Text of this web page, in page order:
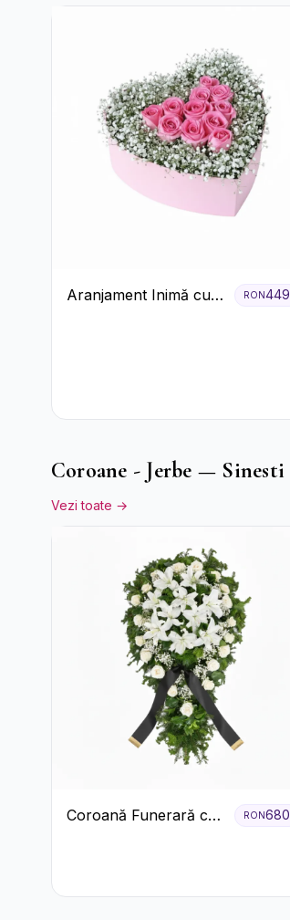
Aranjament Inimă cu
RON449
Coroane - Jerbe — Sinesti
Vezi toate →
Coroană Funerară cu
RON680